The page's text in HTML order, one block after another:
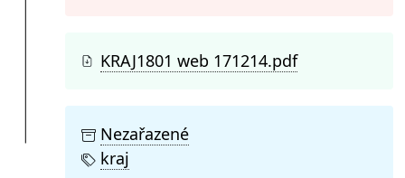
KRAJ1801 web 171214.pdf
Nezařazené
kraj